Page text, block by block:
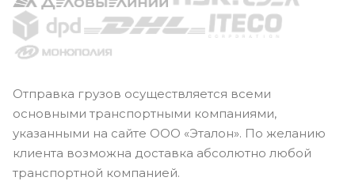
Отправка грузов осуществляется всеми
основными транспортными компаниями,
указанными на сайте ООО «Эталон». По желанию
клиента возможна доставка абсолютно любой
транспортной компанией.